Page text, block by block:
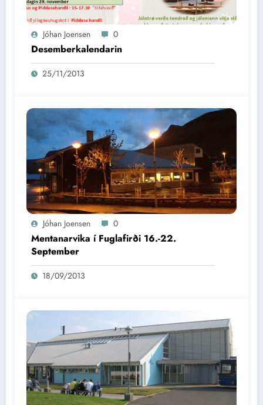
Jóhan Joensen 0
Desemberkalendarin
25/11/2013
Jóhan Joensen 0
Mentanarvika í Fuglafirði 16.-22.
September
18/09/2013